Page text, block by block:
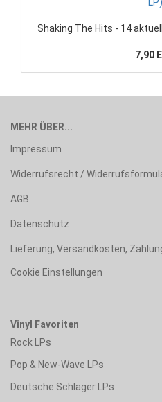
Shaking The Hits - 14
7,90
MEHR ÜBER...
Impressum
Widerrufsrecht /
AGB
Datenschutz
Lieferung, Versandkosten,
Cookie Einstellungen
Vinyl Favoriten
Rock LPs
Pop & New-Wave LPs
Deutsche Schlager LPs